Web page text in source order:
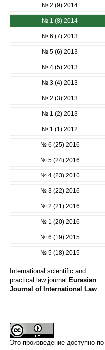
№ 2 (9) 2014
№ 1 (8) 2014
№ 6 (7) 2013
№ 5 (6) 2013
№ 4 (5) 2013
№ 3 (4) 2013
№ 2 (3) 2013
№ 1 (2) 2013
№ 1 (1) 2012
№ 6 (25) 2016
№ 5 (24) 2016
№ 4 (23) 2016
№ 3 (22) 2016
№ 2 (21) 2016
№ 1 (20) 2016
№ 6 (19) 2015
№ 5 (18) 2015
International scientific and
practical law journal Eurasian
Journal of International Law
Это произведение доступно по